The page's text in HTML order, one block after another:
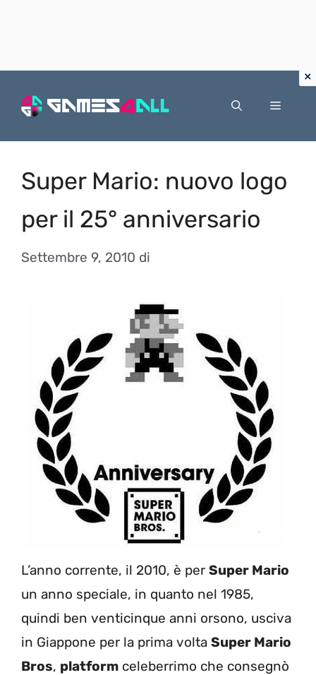
Menu
Super Mario: nuovo logo
per il 25° anniversario
Settembre 9, 2010 di
L’anno corrente, il 2010, è per Super Mario
un anno speciale, in quanto nel 1985,
quindi ben venticinque anni orsono, usciva
in Giappone per la prima volta Super Mario
Bros, platform celeberrimo che consegnò